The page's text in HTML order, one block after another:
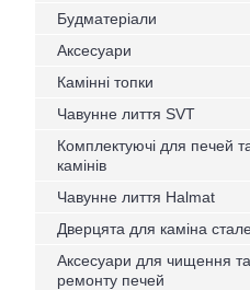
Будматеріали
Аксесуари
Камінні топки
Чавунне лиття SVT
Комплектуючі для печей
камінів
Чавунне лиття Halmat
Дверцята для каміна
Аксесуари для чищення та
ремонту печей